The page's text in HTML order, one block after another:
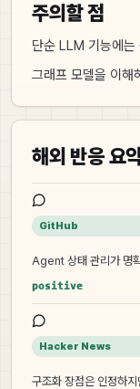
주의할 점
단순 LLM 기능에는
그래프 모델을 이해
해외 반응 요
GitHub
Agent 상태 관리가 명
positive
Hacker News
구조화 장점은 인정하